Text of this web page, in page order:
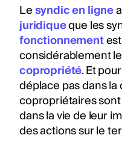
Lesyndic en ligne
juridiqueque les
fonctionnement
considérablement
copropriété. Et
déplace pas dans
copropriétaires
dans la vie de leur
des actions sur le